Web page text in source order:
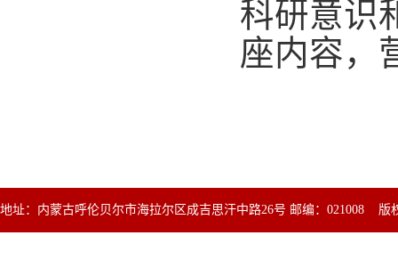
科研意识
座内容，
地址：内蒙古呼伦贝尔市海拉尔区成吉思汗中路26号 邮编：021008 版